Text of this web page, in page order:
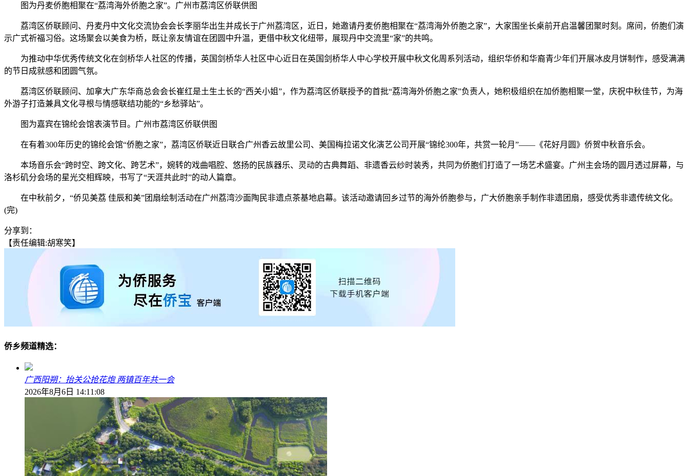
图为丹麦侨胞相聚在“荔湾海外侨胞之家”。广州市荔湾区侨联供图
荔湾区侨联顾问、丹麦丹中文化交流协会会长李丽华出生并成长于广州荔湾区，近日，她邀请丹麦侨胞相聚在“荔湾海外侨胞之家”，大家围坐长桌前开启温馨团聚时刻。席间，侨胞们演
示广式祈福习俗。这场聚会以美食为桥，既让亲友情谊在团圆中升温，更借中秋文化纽带，展现丹中交流里“家”的共鸣。
为推动中华优秀传统文化在剑桥华人社区的传播，英国剑桥华人社区中心近日在英国剑桥华人中心学校开展中秋文化周系列活动，组织华侨和华裔青少年们开展冰皮月饼制作，感受满满
的节日成就感和团圆气氛。
荔湾区侨联顾问、加拿大广东华商总会会长崔红是土生土长的“西关小姐”，作为荔湾区侨联授予的首批“荔湾海外侨胞之家”负责人，她积极组织在加侨胞相聚一堂，庆祝中秋佳节，为海
外游子打造兼具文化寻根与情感联结功能的“乡愁驿站”。
图为嘉宾在锦纶会馆表演节目。广州市荔湾区侨联供图
在有着300年历史的锦纶会馆“侨胞之家”，荔湾区侨联近日联合广州香云故里公司、美国梅拉诺文化演艺公司开展“锦纶300年，共赏一轮月”——《花好月圆》侨贺中秋音乐会。
本场音乐会“跨时空、跨文化、跨艺术”，婉转的戏曲唱腔、悠扬的民族器乐、灵动的古典舞蹈、非遗香云纱时装秀，共同为侨胞们打造了一场艺术盛宴。广州主会场的圆月透过屏幕，与
洛杉矶分会场的星光交相辉映，书写了“天涯共此时”的动人篇章。
在中秋前夕，“侨见美荔 佳辰和美”团扇绘制活动在广州荔湾沙面陶民非遗点茶基地启幕。该活动邀请回乡过节的海外侨胞参与，广大侨胞亲手制作非遗团扇，感受优秀非遗传统文化。
(完)
分享到：
【责任编辑:胡寒笑】
侨乡频道精选：
广西阳朔：抬关公抢花炮 两镇百年共一会
2026年8月6日 14:11:08